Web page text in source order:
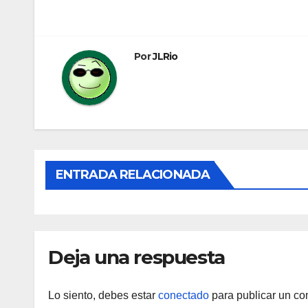
entradas
PorJLRio
ENTRADA RELACIONADA
Deja una respuesta
Lo siento, debes estar conectado para publicar un